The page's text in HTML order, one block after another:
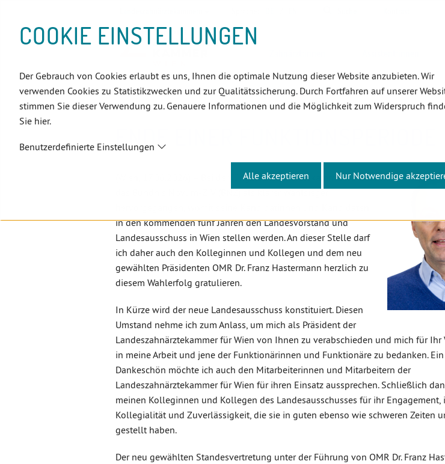
COOKIE EINSTELLUNGEN
Der Gebrauch von Cookies erlaubt es uns, Ihnen die optimale Nutzung dieser Website anzubieten. Wir
verwenden Cookies zu Statistikzwecken und zur Qualitätssicherung. Durch Fortfahren auf unserer
stimmen Sie dieser Verwendung zu. Genauere Informationen und die Möglichkeit zum Widerspruch
Sie hier.
Benutzerdefinierte Einstellungen
Alle akzeptieren Nur Notwendige
(Accesskey:
(Accesskey:
(Accesskey:
(Accesskey:
(Accesskey:
(Landeszahnärztekammern,
(Accesskey:
(Accesskey:
Positionsnavigation
Wien Aktuelles Ende einer Funktionsperiode
ENDE EINER FUNKTIONSPERIODE
(Wien, 17.06.2026) – Bei der jüngsten Zahnärztekammerwahl ist
das Bündnis Novum-ZIV (BNZ) als klarer Wahlsieger
in den kommenden fünf Jahren den Landesvorstand und
Landesausschuss in Wien stellen werden. An dieser Stelle darf
ich daher auch den Kolleginnen und Kollegen und dem neu
gewählten Präsidenten OMR Dr. Franz Hastermann herzlich zu
diesem Wahlerfolg gratulieren.
In Kürze wird der neue Landesausschuss konstituiert. Diesen
Umstand nehme ich zum Anlass, um mich als Präsident der
Landeszahnärztekammer für Wien von Ihnen zu verabschieden und mich für Ihr
in meine Arbeit und jene der Funktionärinnen und Funktionäre zu bedanken.
Dankeschön möchte ich auch den Mitarbeiterinnen und Mitarbeitern der
Landeszahnärztekammer für Wien für ihren Einsatz aussprechen. Schließlich
meinen Kolleginnen und Kollegen des Landesausschusses für ihr Engagement,
Kollegialität und Zuverlässigkeit, die sie in guten ebenso wie schweren Zeiten
gestellt haben.
Der neu gewählten Standesvertretung unter der Führung von OMR Dr. Franz